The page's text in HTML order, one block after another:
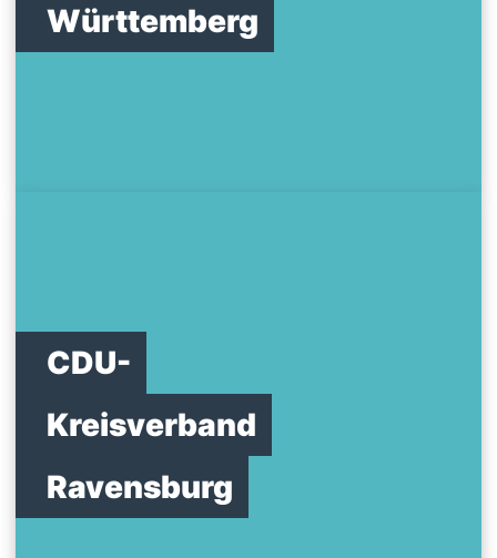
Württemberg
CDU-
Kreisverband
Ravensburg